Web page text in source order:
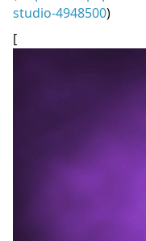
studio-4948500)
[